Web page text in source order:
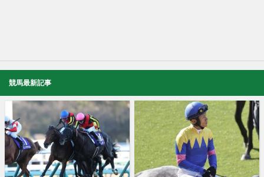
競馬最新記事